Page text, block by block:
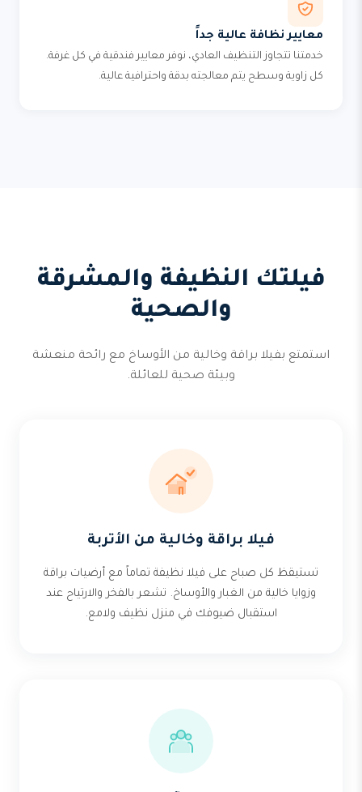
معايير نظافة عالية جداً
خدمتنا تتجاوز التنظيف العادي، نوفر معايير فندقية في كل غرفة.
كل زاوية وسطح يتم معالجته بدقة واحترافية عالية.
فيلتك النظيفة والمشرقة
والصحية
استمتع بفيلا براقة وخالية من الأوساخ مع رائحة منعشة
وبيئة صحية للعائلة.
فيلا براقة وخالية من الأتربة
تستيقظ كل صباح على فيلا نظيفة تماماً مع أرضيات براقة
وزوايا خالية من الغبار والأوساخ. تشعر بالفخر والارتياح عند
استقبال ضيوفك في منزل نظيف ولامع.